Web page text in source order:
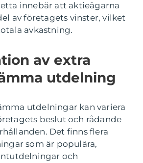
innebär att aktieägarna
av företagets vinster, vilket
avkastning.
av extra
utdelning
utdelningar kan variera
beslut och rådande
Det finns flera
som är populära,
och